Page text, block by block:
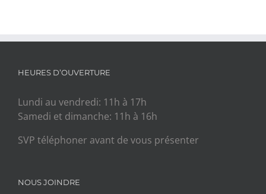
HEURES D’OUVERTURE
Lundi au vendredi: 11h à 17h
Samedi et dimanche: 11h à 16h
SVP téléphoner avant de vous présenter
NOUS JOINDRE